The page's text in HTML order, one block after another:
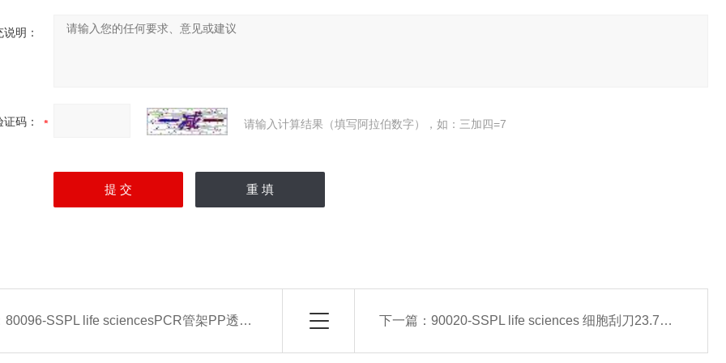
明：
证码： 请输入计算结果（填写阿拉伯数字），如：三加四=7
80096-SSPL life sciencesPCR管架PP透明8x12(96格) 下一篇： 90020-SSPL life sciences 细胞刮刀23.7cmPP柄